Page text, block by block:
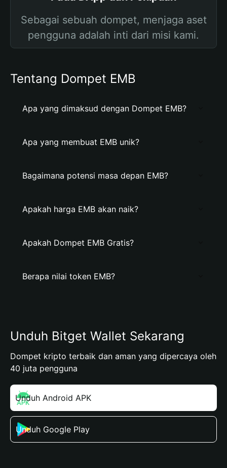
Sebagai sebuah dompet, menjaga aset
pengguna adalah inti dari misi kami.
Tentang Dompet EMB
Apa yang dimaksud dengan Dompet EMB?
Apa yang membuat EMB unik?
Bagaimana potensi masa depan EMB?
Apakah harga EMB akan naik?
Apakah Dompet EMB Gratis?
Berapa nilai token EMB?
Unduh Bitget Wallet Sekarang
Dompet kripto terbaik dan aman yang dipercaya oleh
40 juta pengguna
Unduh Android APK
Unduh Google Play